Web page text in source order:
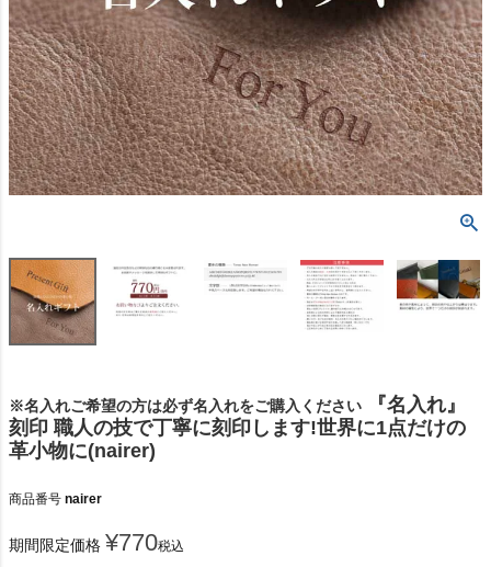
※名入れご希望の方は必ず名入れをご購入ください
『名入れ』
刻印 職人の技で丁寧に刻印します!世界に1点だけの
革小物に(nairer)
商品番号 nairer
期間限定価格 ¥770税込